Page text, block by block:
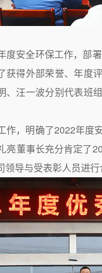
度安全环保工作，部
得外部荣誉、年度
汪一波分别代表班
作，明确了2022年度
亮董事长充分肯定了
导与受表彰人员进行